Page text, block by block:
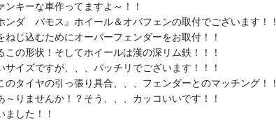
ンキーな車作ってますよ～！！
ンダ バモス』ホイール＆オバフェンの取付でございます！！
ねじ込むためにオーバーフェンダーをお取付！！
この形状！そしてホイールは漢の深リム鉄！！！
サイズですが、、、バッチリでございます！！！
のタイヤの引っ張り具合、、、フェンダーとのマッチング！！
～りませんか！？そう、、、カッコいいです！！
ました！！